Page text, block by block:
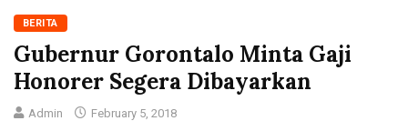
BERITA
Gubernur Gorontalo Minta Gaji
Honorer Segera Dibayarkan
Admin February 5, 2018